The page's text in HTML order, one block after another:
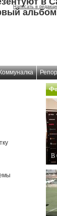
Написать в
альбом
В